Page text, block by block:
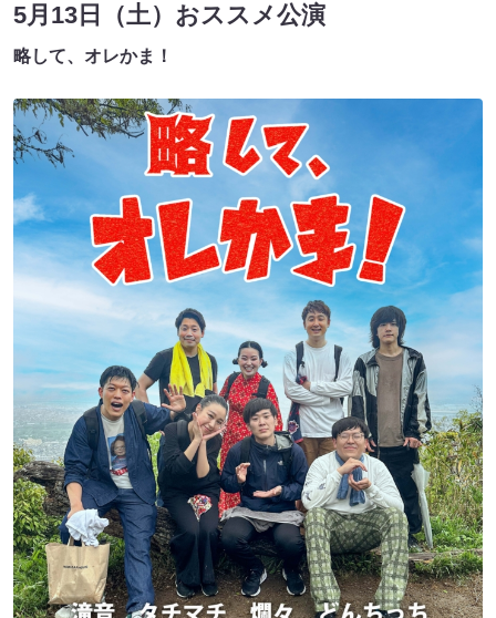
5月13日（土）おススメ公演
略して、オレかま！